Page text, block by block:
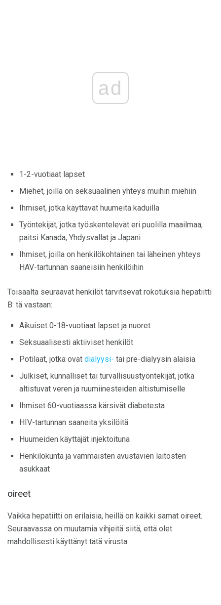
ad
1-2-vuotiaat lapset
Miehet, joilla on seksuaalinen yhteys muihin miehiin
Ihmiset, jotka käyttävät huumeita kaduilla
Työntekijät, jotka työskentelevät eri puolilla maailmaa,
paitsi Kanada, Yhdysvallat ja Japani
Ihmiset, joilla on henkilökohtainen tai läheinen yhteys
HAV-tartunnan saaneisiin henkilöihin
Toisaalta seuraavat henkilöt tarvitsevat rokotuksia hepatiitti
B: tä vastaan:
Aikuiset 0-18-vuotiaat lapset ja nuoret
Seksuaalisesti aktiiviset henkilöt
Potilaat, jotka ovat dialyysi- tai pre-dialyysin alaisia
Julkiset, kunnalliset tai turvallisuustyöntekijät, jotka
altistuvat veren ja ruumiinesteiden altistumiselle
Ihmiset 60-vuotiaassa kärsivät diabetesta
HIV-tartunnan saaneita yksilöitä
Huumeiden käyttäjät injektoituna
Henkilökunta ja vammaisten avustavien laitosten
asukkaat
oireet
Vaikka hepatiitti on erilaisia, heillä on kaikki samat oireet.
Seuraavassa on muutamia vihjeitä siitä, että olet
mahdollisesti käyttänyt tätä virusta: